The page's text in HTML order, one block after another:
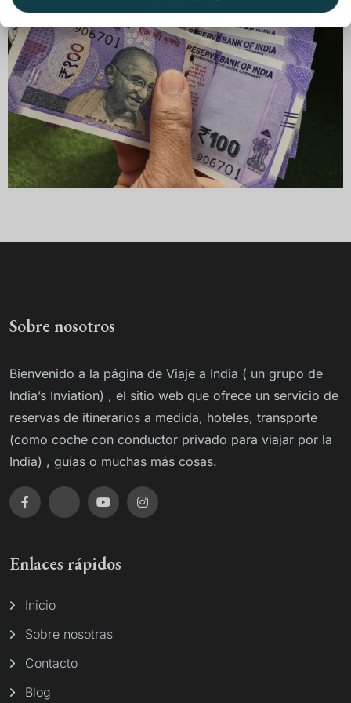
Sobre nosotros
Bienvenido a la página de Viaje a India ( un grupo de
India’s Inviation) , el sitio web que ofrece un servicio de
reservas de itinerarios a medida, hoteles, transporte
(como coche con conductor privado para viajar por la
India) , guías o muchas más cosas.
Enlaces rápidos
Inicio
Sobre nosotras
Contacto
Blog